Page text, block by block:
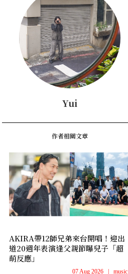
Yui
作者相關文章
AKIRA帶12師兄弟來台開唱！迎出
道20週年表演逢父親節曝兒子「超
萌反應」
07 Aug 2026 | music